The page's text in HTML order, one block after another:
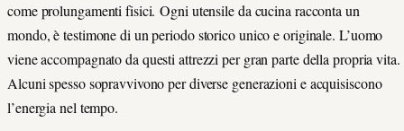
come prolungamenti fisici. Ogni utensile da cucina racconta un
mondo, è testimone di un periodo storico unico e originale. L’uomo
viene accompagnato da questi attrezzi per gran parte della propria vita.
Alcuni spesso sopravvivono per diverse generazioni e acquisiscono
l’energia nel tempo.